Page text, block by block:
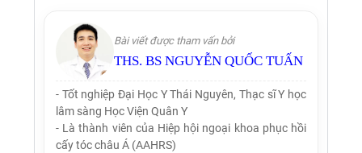
Bài viết được tham vấn bởi
THS. BS NGUYỄN QUỐC TUẤN
- Tốt nghiệp Đại Học Y Thái Nguyên, Thạc sĩ Y học
lâm sàng Học Viện Quân Y
- Là thành viên của Hiệp hội ngoại khoa phục hồi
cấy tóc châu Á (AAHRS)